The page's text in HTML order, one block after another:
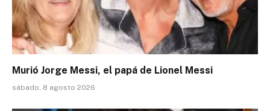
Murió Jorge Messi, el papá de Lionel Messi
sábado, 8 agosto 2026